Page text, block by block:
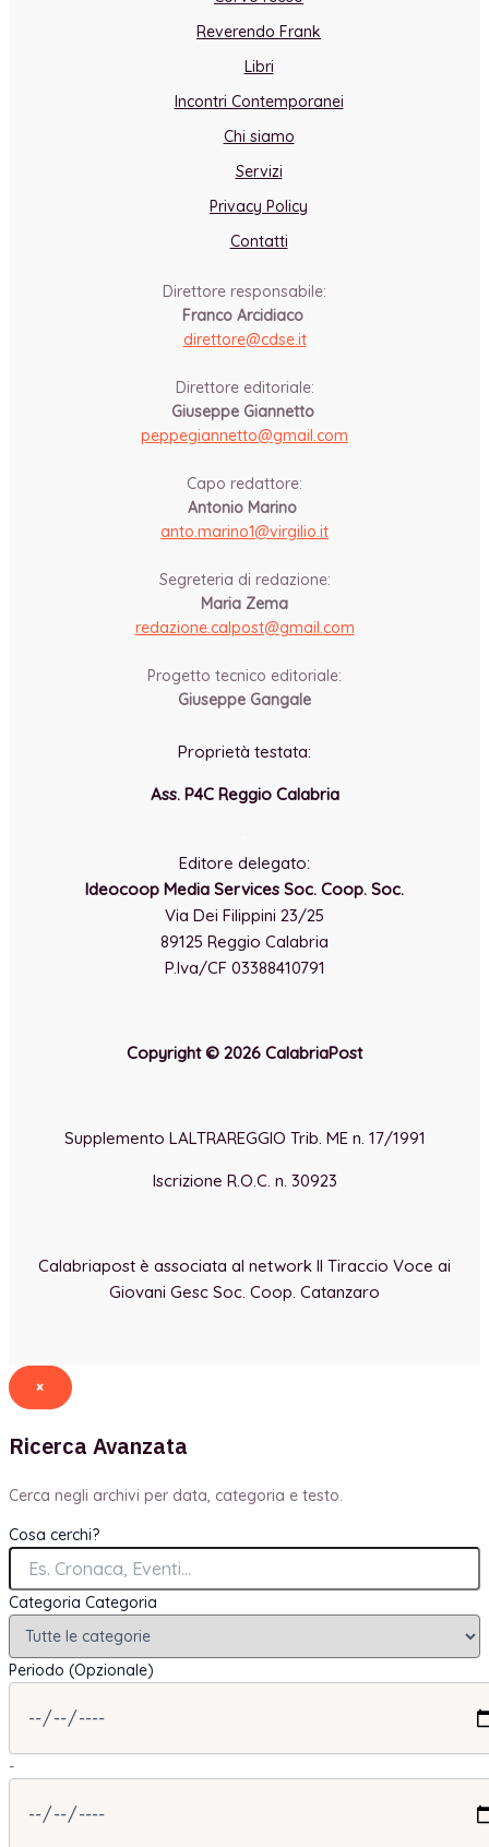
Reverendo Frank
Libri
Incontri Contemporanei
Chi siamo
Servizi
Privacy Policy
Contatti
Direttore responsabile:
Franco Arcidiaco
direttore@cdse.it
Direttore editoriale:
Giuseppe Giannetto
peppegiannetto@gmail.com
Capo redattore:
Antonio Marino
anto.marino1@virgilio.it
Segreteria di redazione:
Maria Zema
redazione.calpost@gmail.com
Progetto tecnico editoriale:
Giuseppe Gangale
Proprietà testata:
Ass. P4C Reggio Calabria
Editore delegato:
Ideocoop Media Services Soc. Coop. Soc.
Via Dei Filippini 23/25
89125 Reggio Calabria
P.Iva/CF 03388410791
Copyright © 2026 CalabriaPost
Supplemento LALTRAREGGIO Trib. ME n. 17/1991
Iscrizione R.O.C. n. 30923
Calabriapost è associata al network Il Tiraccio Voce ai
Giovani Gesc Soc. Coop. Catanzaro
×
Ricerca Avanzata
Cerca negli archivi per data, categoria e testo.
Cosa cerchi?
Categoria Categoria
Periodo (Opzionale)
-